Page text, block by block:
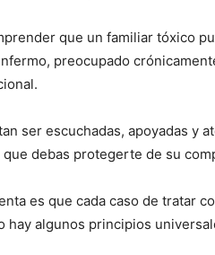
que un familiar tóxico
preocupado
ser escuchadas, apoyadas y
debas protegerte de su
es que cada caso de tratar
hay algunos principios